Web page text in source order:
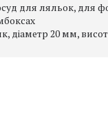
для ляльок, для
діаметр 20 мм,